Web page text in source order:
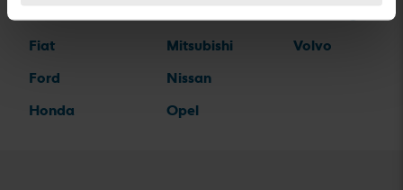
Fiat
Ford
Honda
Mitsubishi
Nissan
Opel
Volvo